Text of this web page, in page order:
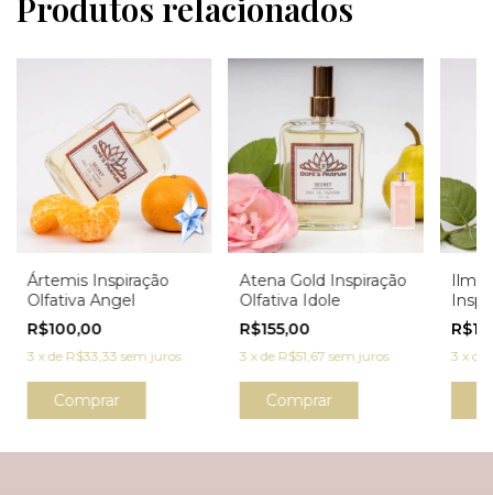
Produtos relacionados
Ártemis Inspiração
Olfativa Angel
R$100,00
3 xde R$33,33 sem juros
Comprar
Atena Gold Inspiração
Olfativa Idole
R$155,00
3 xde R$51,67 sem juros
Comprar
3 x de